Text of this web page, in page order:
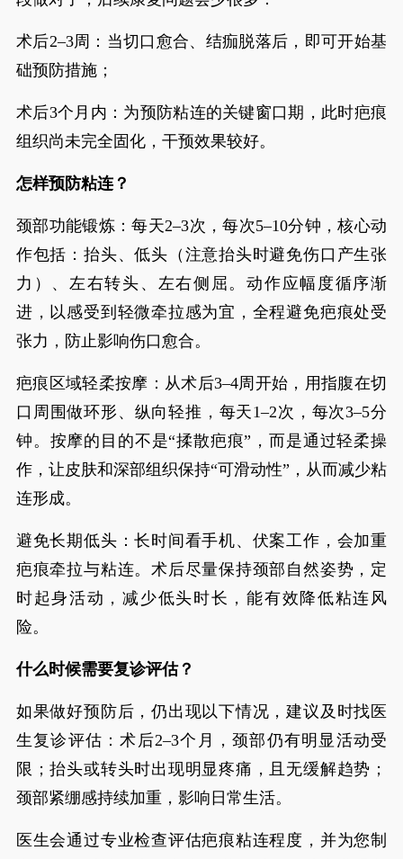
术后2–3周：当切口愈合、结痂脱落后，即可开始基
础预防措施；
术后3个月内：为预防粘连的关键窗口期，此时疤痕
组织尚未完全固化，干预效果较好。
怎样预防粘连？
颈部功能锻炼：每天2–3次，每次5–10分钟，核心动
作包括：抬头、低头（注意抬头时避免伤口产生张
力）、左右转头、左右侧屈。动作应幅度循序渐
进，以感受到轻微牵拉感为宜，全程避免疤痕处受
张力，防止影响伤口愈合。
疤痕区域轻柔按摩：从术后3–4周开始，用指腹在切
口周围做环形、纵向轻推，每天1–2次，每次3–5分
钟。按摩的目的不是“揉散疤痕”，而是通过轻柔操
作，让皮肤和深部组织保持“可滑动性”，从而减少粘
连形成。
避免长期低头：长时间看手机、伏案工作，会加重
疤痕牵拉与粘连。术后尽量保持颈部自然姿势，定
时起身活动，减少低头时长，能有效降低粘连风
险。
什么时候需要复诊评估？
如果做好预防后，仍出现以下情况，建议及时找医
生复诊评估：术后2–3个月，颈部仍有明显活动受
限；抬头或转头时出现明显疼痛，且无缓解趋势；
颈部紧绷感持续加重，影响日常生活。
医生会通过专业检查评估疤痕粘连程度，并为您制